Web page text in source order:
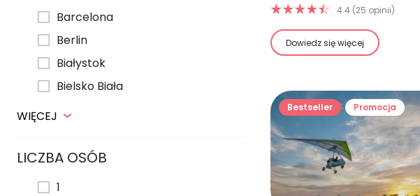
Barcelona
Berlin
Białystok
Bielsko Biała
WIĘCEJ
LICZBA OSÓB
1
4.4 (25 opinii)
Dowiedz się więcej
Bestseller Promocja